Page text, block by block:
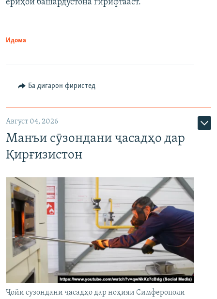
ёриҳои башардӯстона гирифтааст.
Идома
Ба дигарон фиристед
Август 04, 2026
Манъи сӯзондани ҷасадҳо дар
Қирғизистон
Ҷойи сӯзондани ҷасадҳо дар ноҳияи Симферополи